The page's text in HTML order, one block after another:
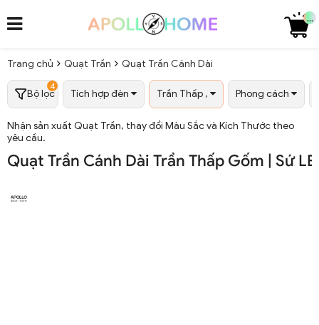
...
Trang chủ Quạt Trần Quạt Trần Cánh Dài
Bộ lọc
4
Tích hợp đèn Trần Thấp , Phong cách
Nhận sản xuất Quạt Trần, thay đổi Màu Sắc và Kích Thước theo
yêu cầu.
Quạt Trần Cánh Dài Trần Thấp Gốm | Sứ